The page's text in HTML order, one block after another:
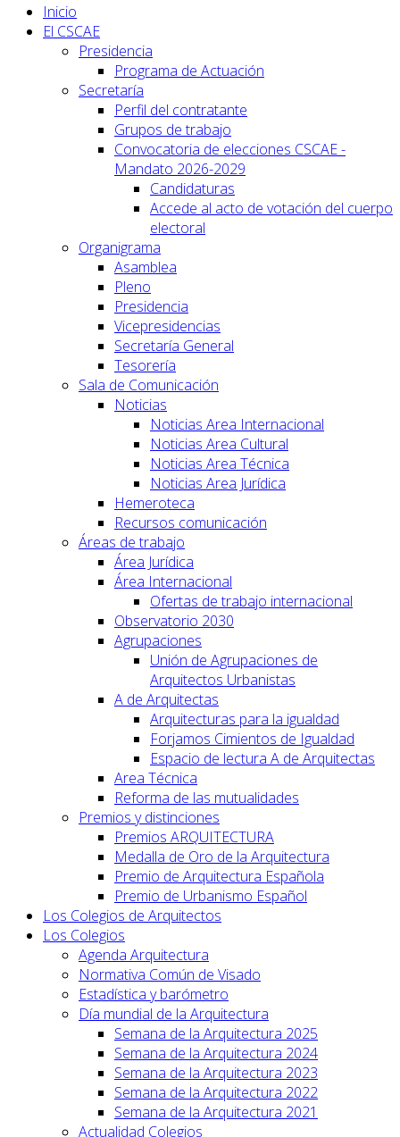
Inicio
El CSCAE
Presidencia
Programa de Actuación
Secretaría
Perfil del contratante
Grupos de trabajo
Convocatoria de elecciones CSCAE -
Mandato 2026-2029
Candidaturas
Accede al acto de votación del cuerpo
electoral
Organigrama
Asamblea
Pleno
Presidencia
Vicepresidencias
Secretaría General
Tesorería
Sala de Comunicación
Noticias
Noticias Area Internacional
Noticias Area Cultural
Noticias Area Técnica
Noticias Area Jurídica
Hemeroteca
Recursos comunicación
Áreas de trabajo
Área Jurídica
Área Internacional
Ofertas de trabajo internacional
Observatorio 2030
Agrupaciones
Unión de Agrupaciones de
Arquitectos Urbanistas
A de Arquitectas
Arquitecturas para la igualdad
Forjamos Cimientos de Igualdad
Espacio de lectura A de Arquitectas
Area Técnica
Reforma de las mutualidades
Premios y distinciones
Premios ARQUITECTURA
Medalla de Oro de la Arquitectura
Premio de Arquitectura Española
Premio de Urbanismo Español
Los Colegios de Arquitectos
Los Colegios
Agenda Arquitectura
Normativa Común de Visado
Estadística y barómetro
Día mundial de la Arquitectura
Semana de la Arquitectura 2025
Semana de la Arquitectura 2024
Semana de la Arquitectura 2023
Semana de la Arquitectura 2022
Semana de la Arquitectura 2021
Actualidad Colegios